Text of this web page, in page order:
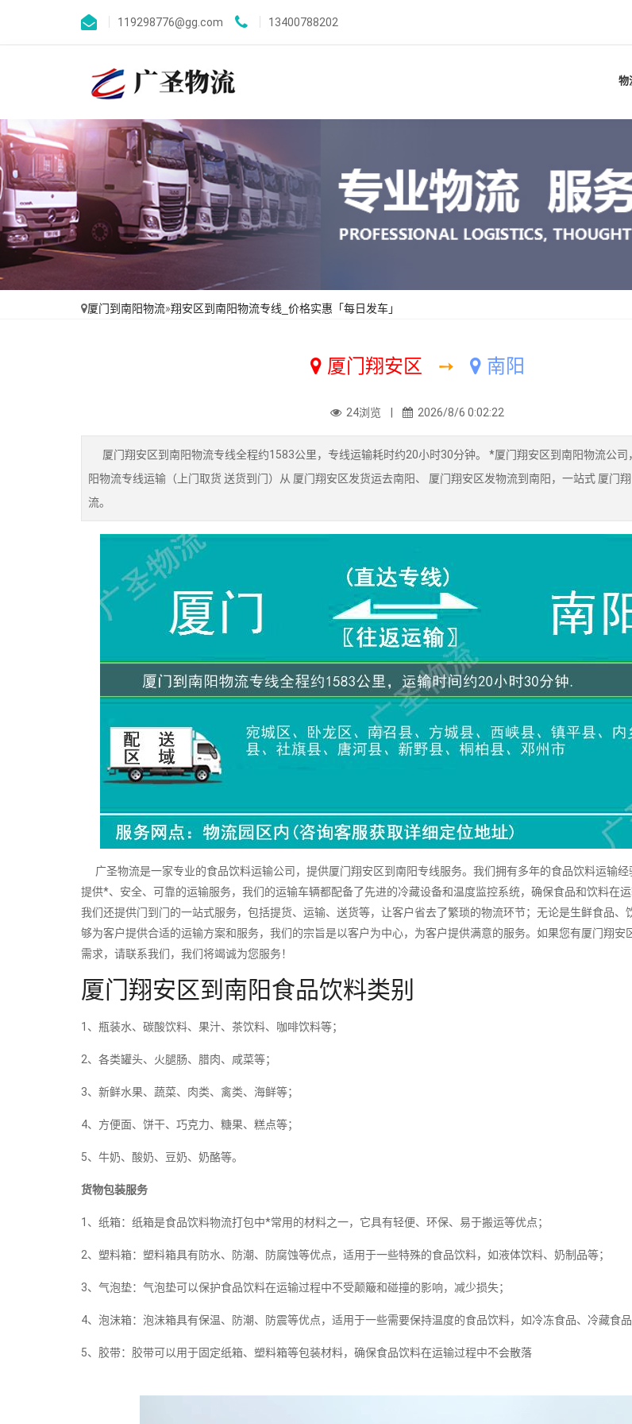
119298776@gg.com 13400788202
物
厦门到南阳物流»翔安区到南阳物流专线_价格实惠「每日发车」
厦门翔安区 ➙ 南阳
24浏览 | 2026/8/6 0:02:22
厦门翔安区到南阳物流专线全程约1583公里，专线运输耗时约20小时30分钟。 *厦门翔安区到南阳物流公司
阳物流专线运输（上门取货 送货到门）从 厦门翔安区发货运去南阳、 厦门翔安区发物流到南阳，一站式 厦门
流。
广圣物流是一家专业的食品饮料运输公司，提供厦门翔安区到南阳专线服务。我们拥有多年的食品饮料运输经
提供*、安全、可靠的运输服务，我们的运输车辆都配备了先进的冷藏设备和温度监控系统，确保食品和饮料在运
我们还提供门到门的一站式服务，包括提货、运输、送货等，让客户省去了繁琐的物流环节；无论是生鲜食品、
够为客户提供合适的运输方案和服务，我们的宗旨是以客户为中心，为客户提供满意的服务。如果您有厦门翔安
需求，请联系我们，我们将竭诚为您服务！
厦门翔安区到南阳食品饮料类别
1、瓶装水、碳酸饮料、果汁、茶饮料、咖啡饮料等；
2、各类罐头、火腿肠、腊肉、咸菜等；
3、新鲜水果、蔬菜、肉类、禽类、海鲜等；
4、方便面、饼干、巧克力、糖果、糕点等；
5、牛奶、酸奶、豆奶、奶酪等。
货物包装服务
1、纸箱：纸箱是食品饮料物流打包中*常用的材料之一，它具有轻便、环保、易于搬运等优点；
2、塑料箱：塑料箱具有防水、防潮、防腐蚀等优点，适用于一些特殊的食品饮料，如液体饮料、奶制品等；
3、气泡垫：气泡垫可以保护食品饮料在运输过程中不受颠簸和碰撞的影响，减少损失；
4、泡沫箱：泡沫箱具有保温、防潮、防震等优点，适用于一些需要保持温度的食品饮料，如冷冻食品、冷藏食品
5、胶带：胶带可以用于固定纸箱、塑料箱等包装材料，确保食品饮料在运输过程中不会散落